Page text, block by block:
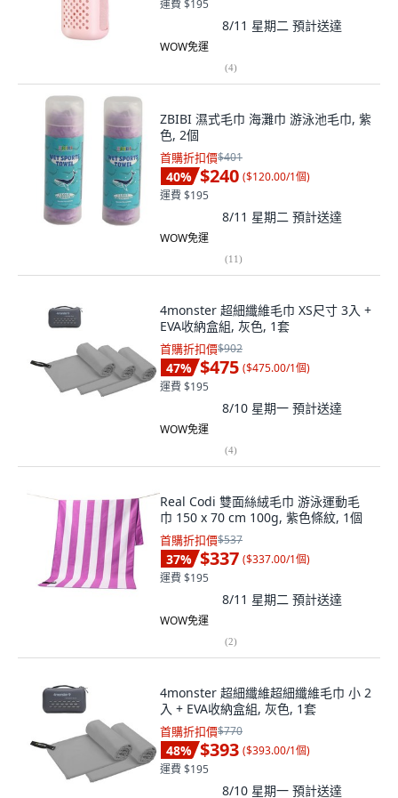
運費 $195
8/11 星期二 預計送達
WOW免運
(4)
ZBIBI 濕式毛巾 海灘巾 游泳池毛巾, 紫
色, 2個
首購折扣價$401
40% $240 ($120.00/1個)
運費 $195
8/11 星期二 預計送達
WOW免運
(11)
4monster 超細纖維毛巾 XS尺寸 3入 +
EVA收納盒組, 灰色, 1套
首購折扣價$902
47% $475 ($475.00/1個)
運費 $195
8/10 星期一 預計送達
WOW免運
(4)
Real Codi 雙面絲絨毛巾 游泳運動毛
巾 150 x 70 cm 100g, 紫色條紋, 1個
首購折扣價$537
37% $337 ($337.00/1個)
運費 $195
8/11 星期二 預計送達
WOW免運
(2)
4monster 超細纖維超細纖維毛巾 小 2
入 + EVA收納盒組, 灰色, 1套
首購折扣價$770
48% $393 ($393.00/1個)
運費 $195
8/10 星期一 預計送達